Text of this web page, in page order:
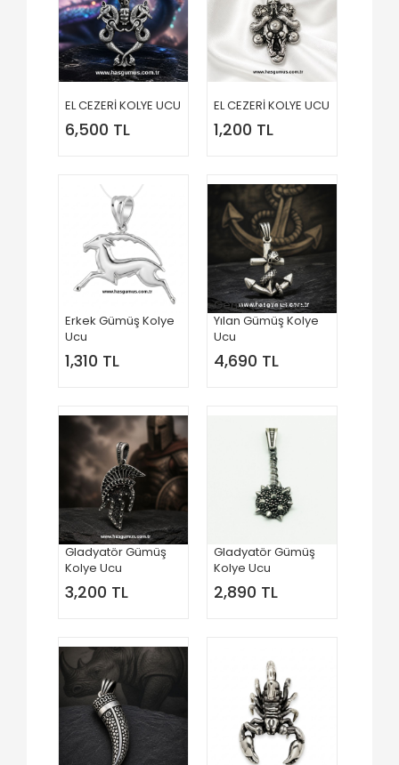
EL CEZERİ KOLYE UCU
6,500 TL
EL CEZERİ KOLYE UCU
1,200 TL
Erkek Gümüş Kolye
Ucu
1,310 TL
Gemi Çapası ve
Yılan Gümüş Kolye
Ucu
4,690 TL
Gladyatör Gümüş
Kolye Ucu
3,200 TL
Gladyatör Gümüş
Kolye Ucu
2,890 TL